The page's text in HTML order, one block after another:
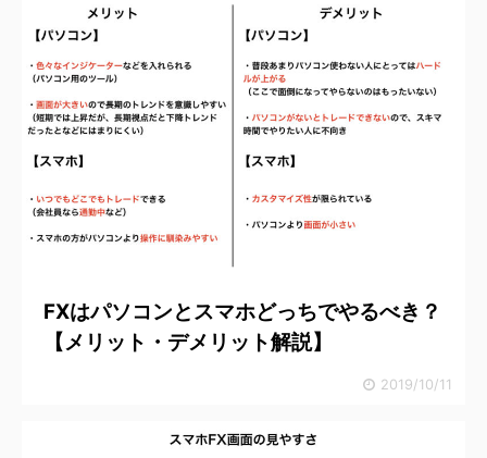
FXはパソコンとスマホどっちでやるべき？
【メリット・デメリット解説】
2019/10/11